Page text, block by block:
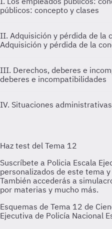
públicos: concepto y clases
II. Adquisición y pérdida de la
Adquisición y pérdida de la
III. Derechos, deberes e
deberes e incompatibilidades
IV. Situaciones administrativas
Esquemas de Tema 12 de
Ejecutiva de Policía Nacional